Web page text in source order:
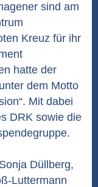
sind am
Kreuz für ihr
hatte der
dem Motto
Mit dabei
DRK sowie die
Düllberg,
Luttermann